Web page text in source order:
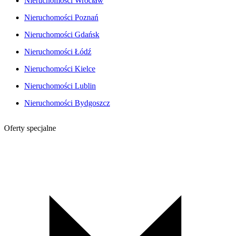
Nieruchomości Poznań
Nieruchomości Gdańsk
Nieruchomości Łódź
Nieruchomości Kielce
Nieruchomości Lublin
Nieruchomości Bydgoszcz
Oferty specjalne